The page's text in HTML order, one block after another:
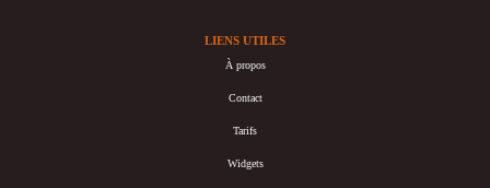
LIENS UTILES
À propos
Contact
Tarifs
Widgets